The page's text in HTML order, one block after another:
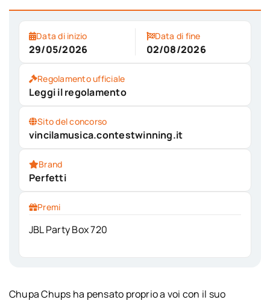
Data di inizio
29/05/2026
Data di fine
02/08/2026
Regolamento ufficiale
Leggi il regolamento
Sito del concorso
vincilamusica.contestwinning.it
Brand
Perfetti
Premi
JBL Party Box 720
Chupa Chups ha pensato proprio a voi con il suo